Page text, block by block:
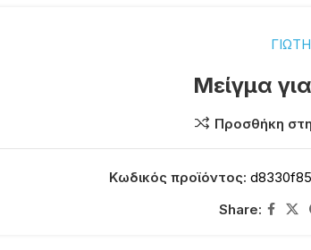
Μείγμα
Προσθήκη
Κωδικός προϊόντος:
Share: